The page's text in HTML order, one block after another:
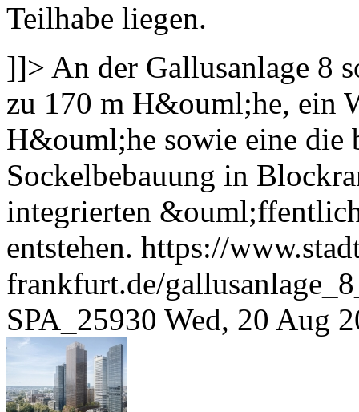
Teilhabe liegen.
]]> An der Gallusanlage 8
zu 170 m H&ouml;he, ein
H&ouml;he sowie eine die
Sockelbebauung in
integrierten
entstehen. https://
frankfurt.de/
SPA_25930 Wed, 20 Aug